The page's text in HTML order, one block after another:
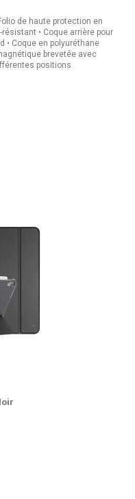
de haute protection en
• Coque arrière pour
• Coque en polyuréthane
brevetée avec
positions